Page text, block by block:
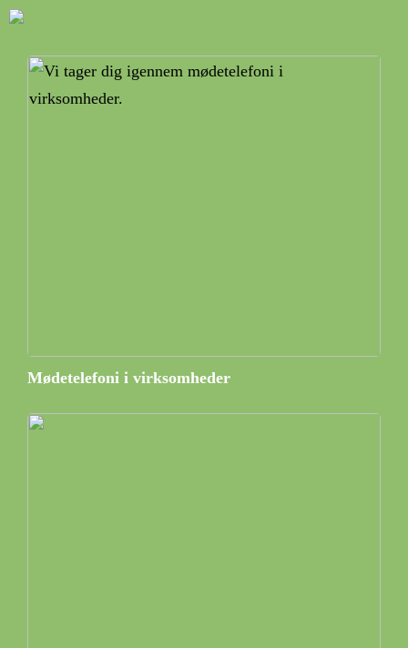
Mødetelefoni i virksomheder